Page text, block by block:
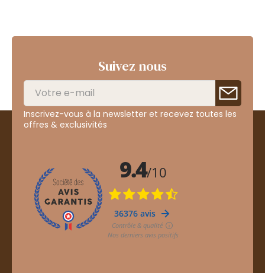
Suivez nous
Inscrivez-vous à la newsletter et recevez toutes les
offres & exclusivités